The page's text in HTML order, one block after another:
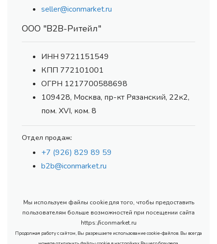
seller@iconmarket.ru
ООО "В2В-Ритейл"
ИНН 9721151549
КПП 772101001
ОГРН 1217700588698
109428, Москва, пр-кт Рязанский, 22к2,
пом. XVI, ком. 8
Отдел продаж:
+7 (926) 829 89 59
b2b@iconmarket.ru
Мы используем файлы cookie для того, чтобы предоставить
пользователям больше возможностей при посещении сайта
https://iconmarket.ru
Продолжая работу с сайтом, Вы разрешаете использование cookie-файлов. Вы всегда